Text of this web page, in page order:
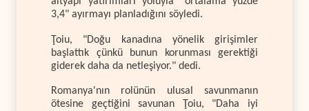
3,4" ayırmayı planladığını söyledi.
Ţoiu, "Doğu kanadına yönelik girişimler
başlattık çünkü bunun korunması gerektiği
giderek daha da netleşiyor." dedi.
Romanya'nın rolünün ulusal savunmanın
ötesine geçtiğini savunan Ţoiu, "Daha iyi